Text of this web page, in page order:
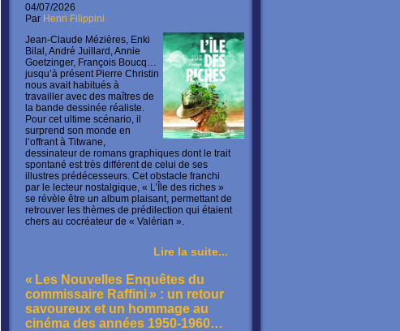
04/07/2026
Par Henri Filippini
Jean-Claude Mézières, Enki
Bilal, André Juillard, Annie
Goetzinger, François Boucq…
jusqu’à présent Pierre Christin
nous avait habitués à
travailler avec des maîtres de
la bande dessinée réaliste.
Pour cet ultime scénario, il
surprend son monde en
l’offrant à Titwane,
dessinateur de romans graphiques dont le trait
spontané est très différent de celui de ses
illustres prédécesseurs. Cet obstacle franchi
par le lecteur nostalgique, « L’Île des riches »
se révèle être un album plaisant, permettant de
retrouver les thèmes de prédilection qui étaient
chers au cocréateur de « Valérian ».
Lire la suite...
« Les Nouvelles Enquêtes du
commissaire Raffini » : un retour
savoureux et un hommage au
cinéma des années 1950-1960…